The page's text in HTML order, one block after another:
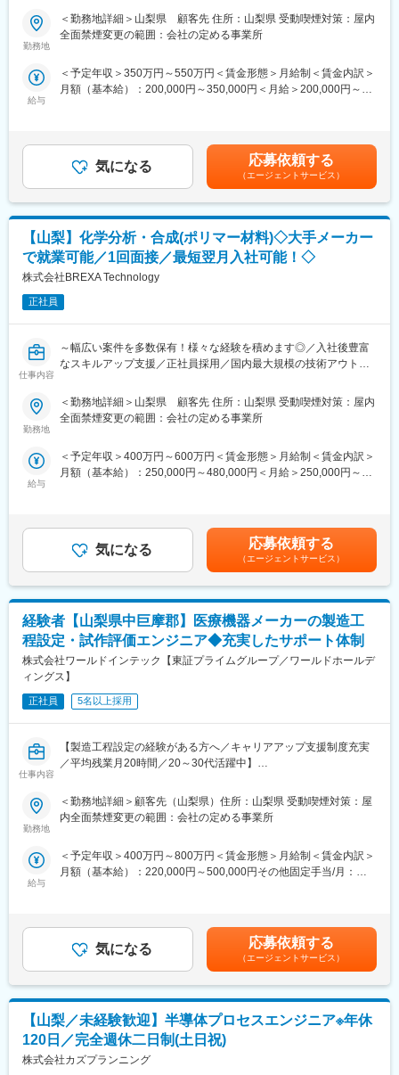
若手からベテランまで多くのエンジニアが所属していますが、中
には未経験からエンジニアとして活躍してる事例も多数ありま
自動車内装部品の試験評価プロジェクトに配属。今後の需要から
電気系エンジニアを目指して電験三種を勉強中。
エンジニアとして活躍中。
変更の範囲：会社の定める業務
■業務内容：
産業廃棄物処理企業向けの分析業務および処理業務を担当しま
準備を通じ、長期的に技術者として成長できるポジションです。
基礎研究から開発研究まで幅広いフェーズに携わり、専門性を深
・蛍光X線分析、ICP-MS、分光光度計、溶存酸素計の操作
・各種薬品（硫酸、硝酸、水酸化ナトリウム、ヘキサン、アセト
ン等）を用いた実験
・分析結果の記録・報告・評価
・適正処理のための準備業務 など
※スキル経験や素養に合わせて、別の業務をご提案させていただく
場合がございます※
■未経験の方のご活躍事例：
・営業経験からエンジニアへ挑戦：
自動車内装部品の試験評価プロジェクトに配属。今後の需要から
・アパレル店舗運営からエンジニアに：
半導体製造装置の立ち上げプロジェクト配属、現在はフィールド
■スキルアップやキャリア形成について：
当社では入社後も技術者の方々のスキルアップをサポートするに
業を選択いただき、受講内容に基づいてテストや資格試験に参加
いただくなどのサポートとなります。
学んだ内容や取得した資格は社内評価や昇給とも連動しているた
め、スキルアップと昇給を同時に実現いただけます。
また、経験を積んでいただくことで大手企業への移籍も可能であ
り、技術者としての価値をどんどん高めていただくことを叶えら
れます。
■手厚い福利厚生：
配属先への勤務に伴う引越費用に関しては、会社が全額負担しま
す。家賃補助の金額に関して、6万円（家賃＋共益費）の物件を上
限として半分を支給いたします。他にも資格取得支援制度、研修
変更の範囲：会社の定める業務
勤務地
＜勤務地詳細＞山梨県 顧客先 住所：山梨県 受動喫煙対策：屋内
全面禁煙変更の範囲：会社の定める事業所
給与
＜予定年収＞350万円～550万円＜賃金形態＞月給制＜賃金内訳＞
月額（基本給）：200,000円～350,000円＜月給＞200,000円～
の金額であり、選考を通じて上下する可能性があります。月給(月
額)は固定手当を含めた表記です。
気になる 応募依頼する
（エージェントサービス）
【山梨】化学分析・合成(ポリマー材料)◇大手メーカー
で就業可能／1回面接／最短翌月入社可能！◇
株式会社BREXA Technology
正社員
仕事内容
～幅広い案件を多数保有！様々な経験を積めます◎／入社後豊富
なスキルアップ支援／正社員採用／国内最大規模の技術アウトソ
■業務内容：
各種メーカーへエンジニア派遣などを通じて技術力向上に貢献し
ーにてポリマー材料の合成や分析業務を担当していただきます。
＜具体的な業務内容＞
・データ整理・報告資料の作成
■スキルアップ支援：
当社では入社後も技術者の方々のスキルアップをサポートするに
あたって、アカデミー制度を導入しています。
興味がある分野や更に知識を強化したい領域に関して携帯電話・
PCから24時間365日、好きな時間に技術系の動画や、テキストを
用いて勉強が可能、受講内容に基づいてテストや資格試験に参加
いただくなどのサポートとなります。
■保有案件の属性
導体関連、大学研究機関など様々なご準備があります。
・化学系（有機、無機、高分子、材料、錯体、触媒、天然物、電
・分析系（医薬品分析、単離・精製、成分分析、構造解析、バリ
デーション、抽出など）
■手厚い福利厚生：
限として半分を支給いたします。他にも資格取得支援制度、研修
費用割引制度が整っております。
変更の範囲：会社の定める業務
勤務地
＜勤務地詳細＞山梨県 顧客先 住所：山梨県 受動喫煙対策：屋内
全面禁煙変更の範囲：会社の定める事業所
給与
＜予定年収＞400万円～600万円＜賃金形態＞月給制＜賃金内訳＞
月額（基本給）：250,000円～480,000円＜月給＞250,000円～
の金額であり、選考を通じて上下する可能性があります。月給(月
額)は固定手当を含めた表記です。
気になる 応募依頼する
（エージェントサービス）
経験者【山梨県中巨摩郡】医療機器メーカーの製造工
程設定・試作評価エンジニア◆充実したサポート体制
株式会社ワールドインテック【東証プライムグループ／ワールドホールデ
ィングス】
正社員 5名以上採用
仕事内容
【製造工程設定の経験がある方へ／キャリアアップ支援制度充実
／平均残業月20時間／20～30代活躍中】
■業務内容
・開発試作品の製造、および評価計画書の作成・評価・報告書作
成
・OA機器を利用した製品関連文書の制定・改訂業務、測定機器の
定期校正
■使用ツール
・試作機、開発実験機（引張試験機、顕微鏡等）
・Word、Excel、PowerPoint
・3D-CAD（SolidWorks）
■魅力
・食堂あり、敷地内全面禁煙
・当社は「医療を通じて社会に貢献する」という理念を掲げる、
勤務地
＜勤務地詳細＞顧客先（山梨県）住所：山梨県 受動喫煙対策：屋
内全面禁煙変更の範囲：会社の定める事業所
給与
＜予定年収＞400万円～800万円＜賃金形態＞月給制＜賃金内訳＞
月額（基本給）：220,000円～500,000円その他固定手当/月：
年2回（7月・12月）、2025年度実績3ヶ月分■その他固定手当：
実務手当【年収例】・520万円/30歳/入社 8年目 グループリーダ
ー固定給月額40万円＋残業＋賞与賃金はあくまでも目安の金額で
あり、選考を通じて上下する可能性があります。月給(月額)は固定
手当を含めた表記です。
気になる 応募依頼する
（エージェントサービス）
【山梨／未経験歓迎】半導体プロセスエンジニア※年休
120日／完全週休二日制(土日祝)
株式会社カズプランニング